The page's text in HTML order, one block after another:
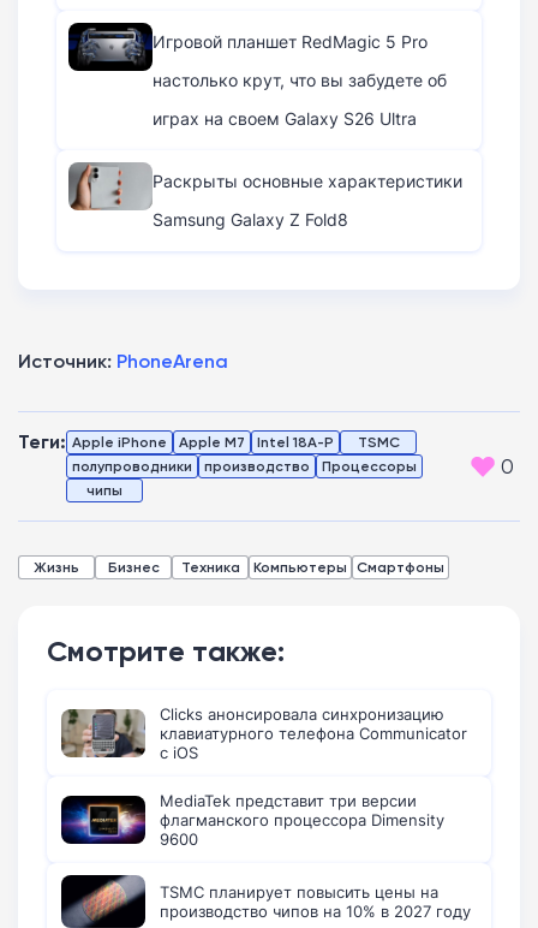
Игровой планшет RedMagic 5 Pro
настолько крут, что вы забудете об
играх на своем Galaxy S26 Ultra
Раскрыты основные характеристики
Samsung Galaxy Z Fold8
Источник: PhoneArena
Теги: Apple iPhone Apple M7 Intel 18A-P
TSMC
полупроводники
производство
Процессоры
чипы
0
Жизнь Бизнес Техника Компьютеры Смартфоны
Смотрите также:
Clicks анонсировала синхронизацию
клавиатурного телефона Communicator
с iOS
MediaTek представит три версии
флагманского процессора Dimensity
9600
TSMC планирует повысить цены на
производство чипов на 10% в 2027 году